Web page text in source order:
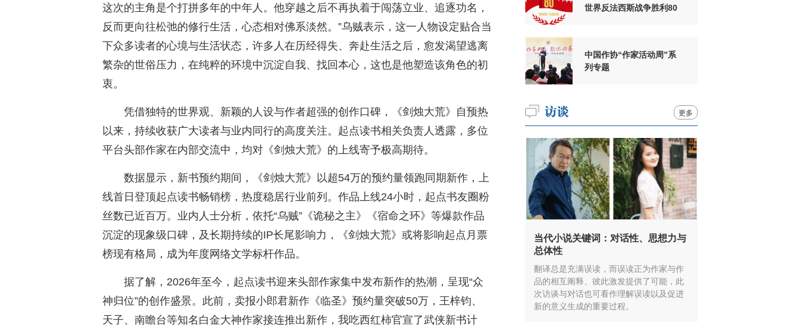
这次的主角是个打拼多年的中年人。他穿越之后不再执着于闯荡立业、追逐功名，
反而更向往松弛的修行生活，心态相对佛系淡然。”乌贼表示，这一人物设定贴合当
下众多读者的心境与生活状态，许多人在历经得失、奔赴生活之后，愈发渴望逃离
繁杂的世俗压力，在纯粹的环境中沉淀自我、找回本心，这也是他塑造该角色的初
衷。
凭借独特的世界观、新颖的人设与作者超强的创作口碑，《剑烛大荒》自预热
以来，持续收获广大读者与业内同行的高度关注。起点读书相关负责人透露，多位
平台头部作家在内部交流中，均对《剑烛大荒》的上线寄予极高期待。
数据显示，新书预约期间，《剑烛大荒》以超54万的预约量领跑同期新作，上
线首日登顶起点读书畅销榜，热度稳居行业前列。作品上线24小时，起点书友圈粉
丝数已近百万。业内人士分析，依托“乌贼”《诡秘之主》《宿命之环》等爆款作品
沉淀的现象级口碑，及长期持续的IP长尾影响力，《剑烛大荒》或将影响起点月票
榜现有格局，成为年度网络文学标杆作品。
据了解，2026年至今，起点读书迎来头部作家集中发布新作的热潮，呈现“众
神归位”的创作盛景。此前，卖报小郎君新作《临圣》预约量突破50万，王梓钧、
天子、南瞻台等知名白金大神作家接连推出新作，我吃西红柿官宣了武侠新书计
世界反法西斯战争胜利80
中国作协“作家活动周”系
列专题
更多
当代小说关键词：对话性、思想力与
总体性
翻译总是充满误读，而误读正为作家与作
品的相互阐释、彼此激发提供了可能，此
次访谈与对话也可看作理解误读以及促进
新的意义生成的重要过程。